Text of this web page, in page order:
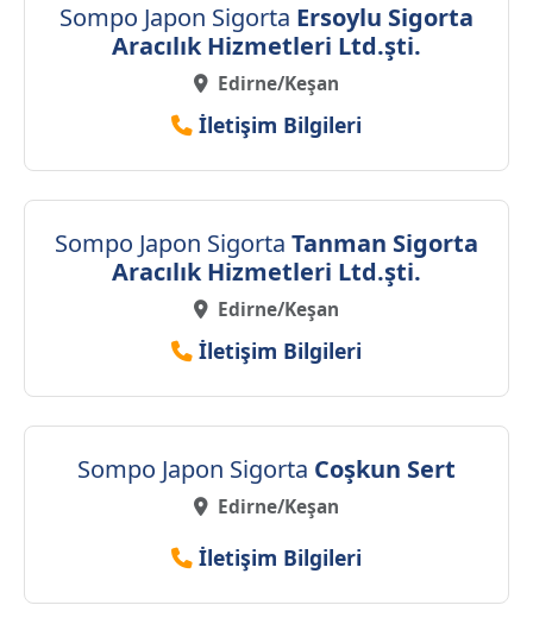
Sompo Japon Sigorta Ersoylu Sigorta
Aracılık Hizmetleri Ltd.şti.
Edirne/Keşan
İletişim Bilgileri
Sompo Japon Sigorta Tanman Sigorta
Aracılık Hizmetleri Ltd.şti.
Edirne/Keşan
İletişim Bilgileri
Sompo Japon Sigorta Coşkun Sert
Edirne/Keşan
İletişim Bilgileri